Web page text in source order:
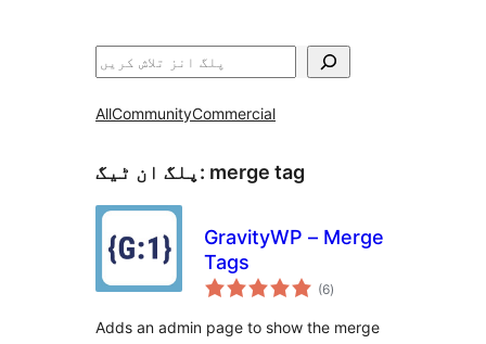
تلاش
AllCommunityCommercial
پلگ ان ٹیگ: merge tag
GravityWP – Merge
Tags
(6مجموعی
درجہ
)
Adds an admin page to show the merge